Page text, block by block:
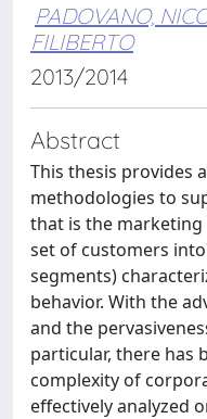
PADOVANO,
FILIBERTO
2013/2014
Abstract
This thesis provides
methodologies to
that is the marketing
set of customers
segments)
behavior. With the
and the
particular, there has
complexity of
effectively analyzed